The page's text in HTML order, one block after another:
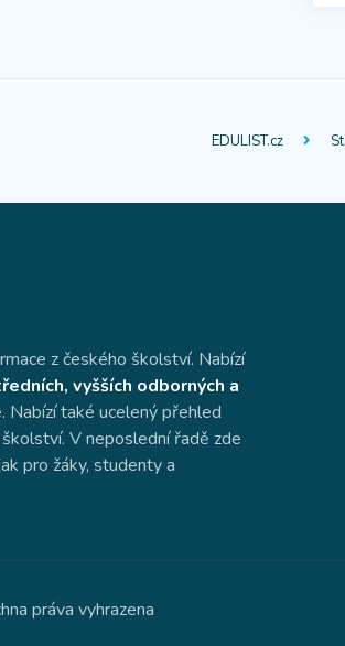
EDULIST.cz
z českého školství. Nabízí
vyšších odborných a
Nabízí také ucelený přehled
V neposlední řadě zde
pro žáky, studenty a
práva vyhrazena